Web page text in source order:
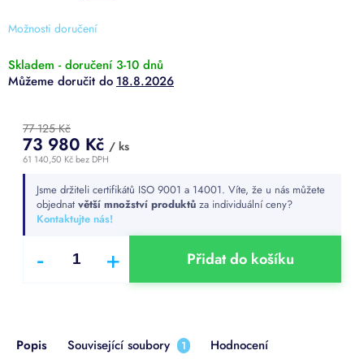
Možnosti doručení
Skladem - doručení 3-10 dnů
18.8.2026
77 125 Kč
73 980 Kč / ks
61 140,50 Kč bez DPH
cena:Jsme držiteli certifikátů ISO 9001 a 14001. Víte, že u nás můžete
objednat větší množství produktů za individuální ceny?
Kontaktujte nás!
Přidat do košíku
Popis Související soubory 1
Hodnocení